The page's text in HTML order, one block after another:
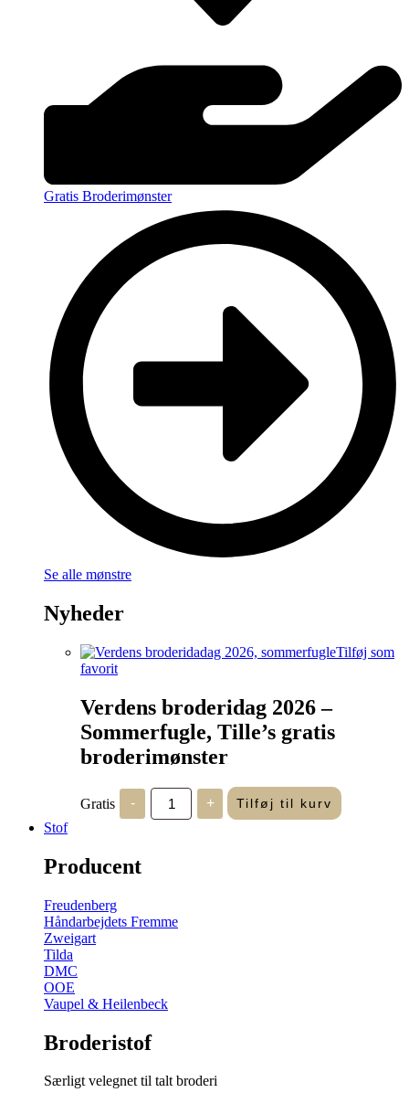
Gratis Broderimønster
Se alle mønstre
Nyheder
Tilføj som
favorit
Verdens broderidag 2026 –
Sommerfugle, Tille’s gratis
broderimønster
Gratis -
Verdens
broderidag
2026
+ Tilføj til kurv
Stof
Producent
Freudenberg
Håndarbejdets Fremme
Zweigart
Tilda
DMC
OOE
Vaupel & Heilenbeck
Broderistof
Særligt velegnet til talt broderi